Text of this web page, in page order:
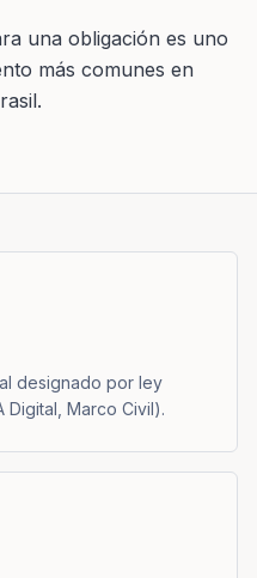
una obligación es uno
más comunes en
designado por ley
Digital, Marco Civil).